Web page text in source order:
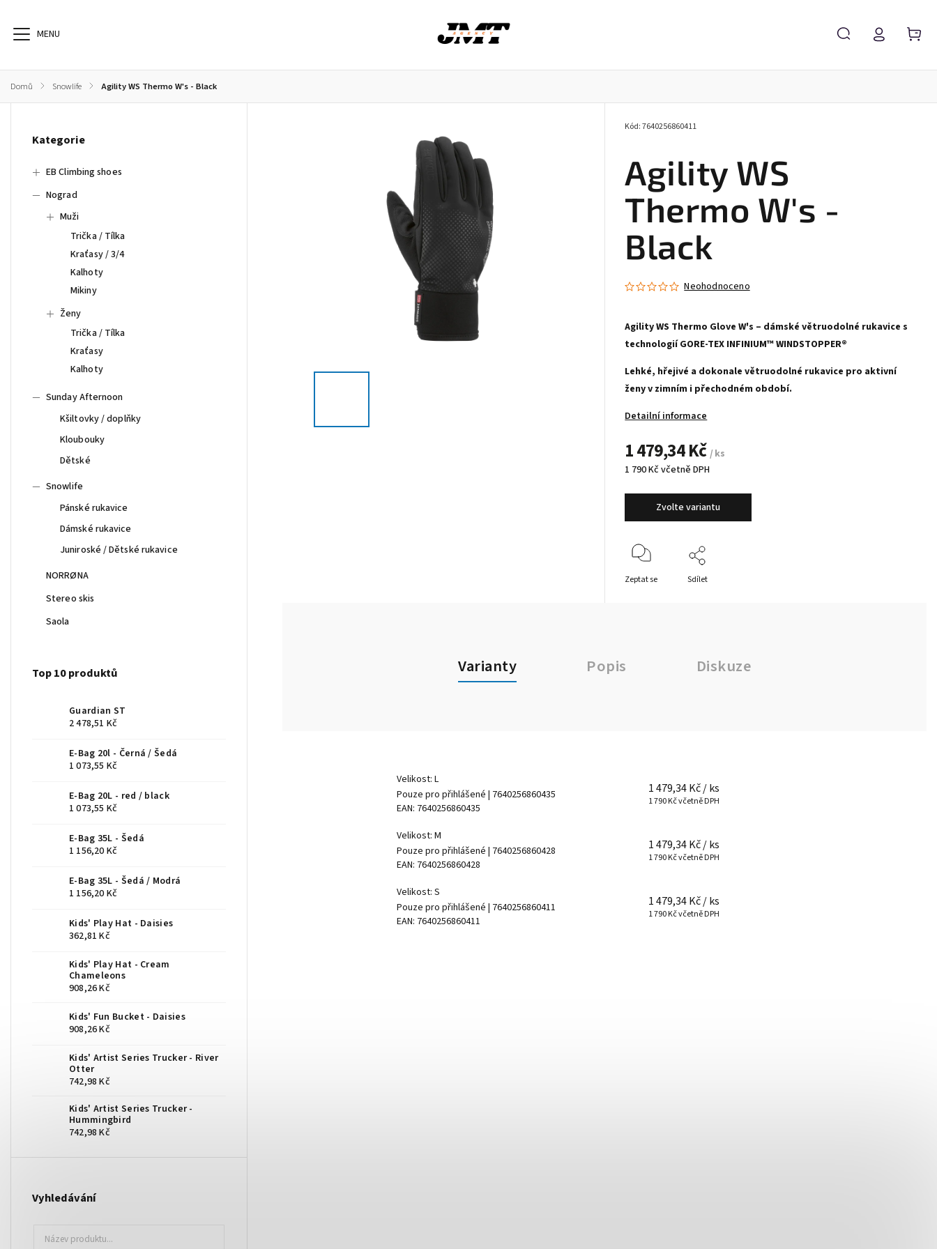
EB Climbing shoes NORRØNA Stereo skis
Domů / Snowlife / Agility WS Thermo W's - Black
Kategorie
EB Climbing shoes
Nograd
Muži
Trička / Tílka
Kraťasy / 3/4
Kalhoty
Mikiny
Ženy
Trička / Tílka
Kraťasy
Kalhoty
Sunday Afternoon
Kšiltovky / doplňky
Kloubouky
Dětské
Snowlife
Pánské rukavice
Dámské rukavice
Juniroské / Dětské rukavice
NORRØNA
Stereo skis
Saola
Top 10 produktů
Guardian ST
2 478,51 Kč
E-Bag 20l - Černá / Šedá
1 073,55 Kč
E-Bag 20L - red / black
1 073,55 Kč
E-Bag 35L - Šedá
1 156,20 Kč
E-Bag 35L - Šedá / Modrá
1 156,20 Kč
Kids' Play Hat - Daisies
362,81 Kč
Kids' Play Hat - Cream
Chameleons
908,26 Kč
Kids' Fun Bucket - Daisies
908,26 Kč
Kids' Artist Series Trucker - River
Otter
742,98 Kč
Kids' Artist Series Trucker -
Hummingbird
742,98 Kč
Vyhledávání
Agility WS
Thermo W's -
Black
Kód:7640256860411
Neohodnoceno
Agility WS Thermo Glove W's – dámské větruodolné rukavice s
technologií GORE-TEX INFINIUM™ WINDSTOPPER®
Lehké, hřejivé a dokonale větruodolné rukavice pro aktivní
ženy v zimním i přechodném období.
Detailní informace
1 479,34 Kč/ ks
1 790 Kč včetně DPH
Zvolte variantu
Zeptat se Sdílet
Varianty Popis Diskuze
Velikost: L
Pouze pro přihlášené | 7640256860435
EAN: 7640256860435
1 479,34 Kč/ ks
1 790 Kč včetně DPH
Velikost: M
Pouze pro přihlášené | 7640256860428
EAN: 7640256860428
1 479,34 Kč/ ks
1 790 Kč včetně DPH
Velikost: S
Pouze pro přihlášené | 7640256860411
EAN: 7640256860411
1 479,34 Kč/ ks
1 790 Kč včetně DPH